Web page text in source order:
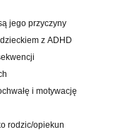
jego przyczyny
z ADHD
i motywację
rodzic/opiekun